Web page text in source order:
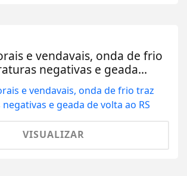
e vendavais, onda de frio
negativas e geada...
VISUALIZAR